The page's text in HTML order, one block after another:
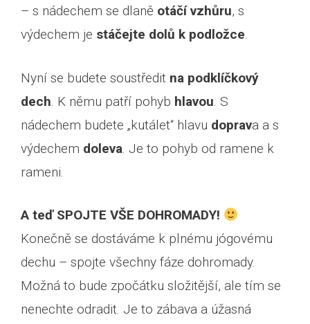
– s nádechem se dlaně otáčí vzhůru, s
výdechem je stáčejte dolů k podložce.
Nyní se budete soustředit na podklíčkový
dech. K němu patří pohyb hlavou. S
nádechem budete „kutálet“ hlavu doprava a s
výdechem doleva. Je to pohyb od ramene k
rameni.
A teď SPOJTE VŠE DOHROMADY!
Konečně se dostáváme k plnému jógovému
dechu – spojte všechny fáze dohromady.
Možná to bude zpočátku složitější, ale tím se
nenechte odradit. Je to zábava a úžasná